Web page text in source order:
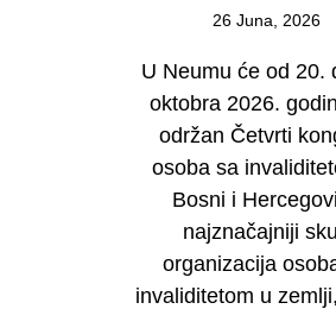
26 Juna, 2026
U Neumu će od 20.
oktobra 2026.
održan Četvrti
osoba sa
Bosni i
najznačajniji
organizacija
invaliditetom u